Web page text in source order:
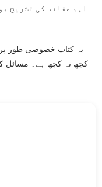
اہم عقائد کی تشریح
یہ کتاب خصوصی طور پر
کچھ نہ کچھ ہے۔ مسائل